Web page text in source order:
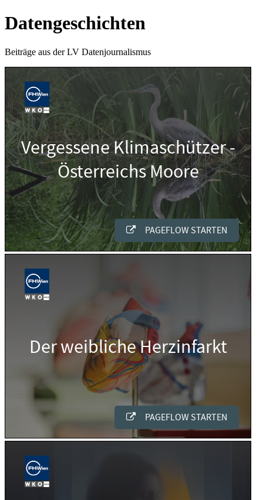
Zum
Inhalt
Datengeschichten
Beiträge aus der LV Datenjournalismus